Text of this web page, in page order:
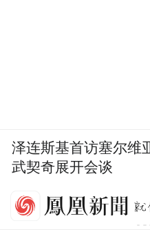
泽连斯基首访塞尔维
武契奇展开会谈